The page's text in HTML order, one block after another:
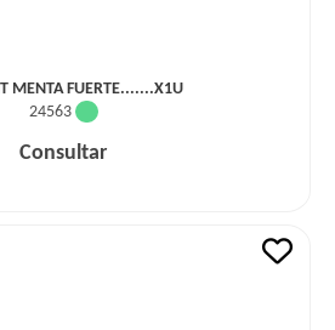
MENTA FUERTE.......X1U
24563
Consultar